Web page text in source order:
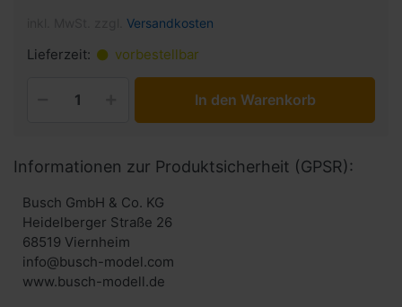
Versandkosten
Lieferzeit: vorbestellbar
In den Warenkorb
Informationen zur Produktsicherheit (GPSR):
Busch GmbH & Co. KG
Heidelberger Straße 26
68519 Viernheim
info@busch-model.com
www.busch-modell.de